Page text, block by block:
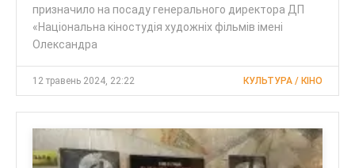
призначило на посаду генерального директора ДП
«Національна кіностудія художніх фільмів імені
Олександра
12 травень 2024, 22:22 КУЛЬТУРА / КІНО